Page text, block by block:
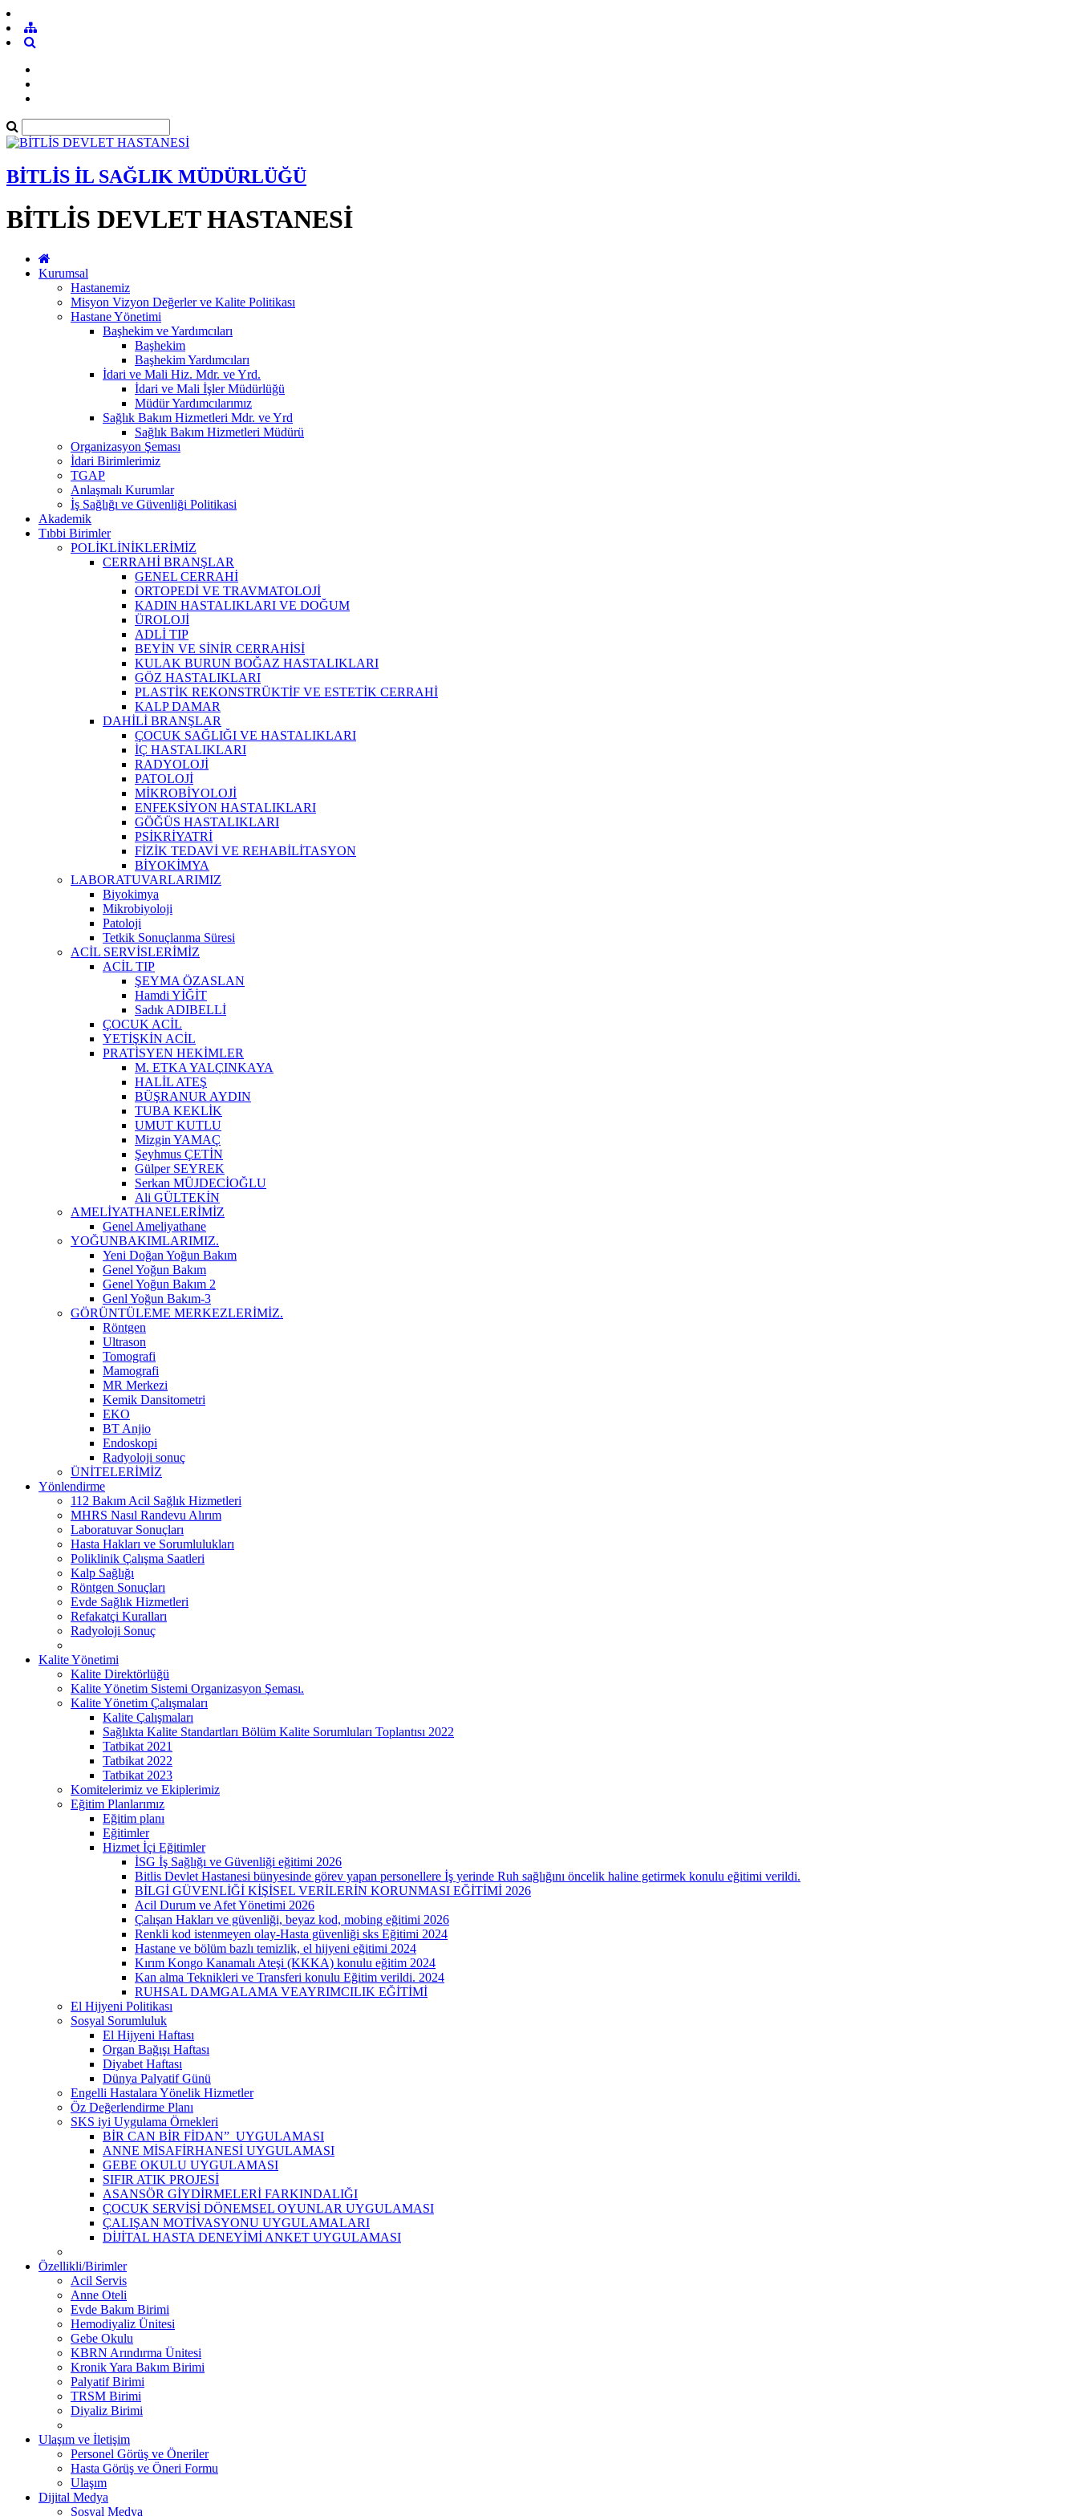
BİTLİS İL SAĞLIK MÜDÜRLÜĞÜ
BİTLİS DEVLET HASTANESİ
Kurumsal
Hastanemiz
Misyon Vizyon Değerler ve Kalite Politikası
Hastane Yönetimi
Başhekim ve Yardımcıları
Başhekim
Başhekim Yardımcıları
İdari ve Mali Hiz. Mdr. ve Yrd.
İdari ve Mali İşler Müdürlüğü
Müdür Yardımcılarımız
Sağlık Bakım Hizmetleri Mdr. ve Yrd
Sağlık Bakım Hizmetleri Müdürü
Organizasyon Şeması
İdari Birimlerimiz
TGAP
Anlaşmalı Kurumlar
İş Sağlığı ve Güvenliği Politikasi
Akademik
Tıbbi Birimler
POLİKLİNİKLERİMİZ
CERRAHİ BRANŞLAR
GENEL CERRAHİ
ORTOPEDİ VE TRAVMATOLOJİ
KADIN HASTALIKLARI VE DOĞUM
ÜROLOJİ
ADLİ TIP
BEYİN VE SİNİR CERRAHİSİ
KULAK BURUN BOĞAZ HASTALIKLARI
GÖZ HASTALIKLARI
PLASTİK REKONSTRÜKTİF VE ESTETİK CERRAHİ
KALP DAMAR
DAHİLİ BRANŞLAR
ÇOCUK SAĞLIĞI VE HASTALIKLARI
İÇ HASTALIKLARI
RADYOLOJİ
PATOLOJİ
MİKROBİYOLOJİ
ENFEKSİYON HASTALIKLARI
GÖĞÜS HASTALIKLARI
PSİKRİYATRİ
FİZİK TEDAVİ VE REHABİLİTASYON
BİYOKİMYA
LABORATUVARLARIMIZ
Biyokimya
Mikrobiyoloji
Patoloji
Tetkik Sonuçlanma Süresi
ACİL SERVİSLERİMİZ
ACİL TIP
ŞEYMA ÖZASLAN
Hamdi YİĞİT
Sadık ADIBELLİ
ÇOCUK ACİL
YETİŞKİN ACİL
PRATİSYEN HEKİMLER
M. ETKA YALÇINKAYA
HALİL ATEŞ
BÜŞRANUR AYDIN
TUBA KEKLİK
UMUT KUTLU
Mizgin YAMAÇ
Şeyhmus ÇETİN
Gülper SEYREK
Serkan MÜJDECİOĞLU
Ali GÜLTEKİN
AMELİYATHANELERİMİZ
Genel Ameliyathane
YOĞUNBAKIMLARIMIZ.
Yeni Doğan Yoğun Bakım
Genel Yoğun Bakım
Genel Yoğun Bakım 2
Genl Yoğun Bakım-3
GÖRÜNTÜLEME MERKEZLERİMİZ.
Röntgen
Ultrason
Tomografi
Mamografi
MR Merkezi
Kemik Dansitometri
EKO
BT Anjio
Endoskopi
Radyoloji sonuç
ÜNİTELERİMİZ
Yönlendirme
112 Bakım Acil Sağlık Hizmetleri
MHRS Nasıl Randevu Alırım
Laboratuvar Sonuçları
Hasta Hakları ve Sorumlulukları
Poliklinik Çalışma Saatleri
Kalp Sağlığı
Röntgen Sonuçları
Evde Sağlık Hizmetleri
Refakatçi Kuralları
Radyoloji Sonuç
Kalite Yönetimi
Kalite Direktörlüğü
Kalite Yönetim Sistemi Organizasyon Şeması.
Kalite Yönetim Çalışmaları
Kalite Çalışmaları
Sağlıkta Kalite Standartları Bölüm Kalite Sorumluları Toplantısı 2022
Tatbikat 2021
Tatbikat 2022
Tatbikat 2023
Komitelerimiz ve Ekiplerimiz
Eğitim Planlarımız
Eğitim planı
Eğitimler
Hizmet İçi Eğitimler
İSG İş Sağlığı ve Güvenliği eğitimi 2026
Bitlis Devlet Hastanesi bünyesinde görev yapan personellere İş yerinde Ruh sağlığını öncelik haline getirmek konulu eğitimi verildi.
BİLGİ GÜVENLİĞİ KİŞİSEL VERİLERİN KORUNMASI EĞİTİMİ 2026
Acil Durum ve Afet Yönetimi 2026
Çalışan Hakları ve güvenliği, beyaz kod, mobing eğitimi 2026
Renkli kod istenmeyen olay-Hasta güvenliği sks Eğitimi 2024
Hastane ve bölüm bazlı temizlik, el hijyeni eğitimi 2024
Kırım Kongo Kanamalı Ateşi (KKKA) konulu eğitim 2024
Kan alma Teknikleri ve Transferi konulu Eğitim verildi. 2024
RUHSAL DAMGALAMA VEAYRIMCILIK EĞİTİMİ
El Hijyeni Politikası
Sosyal Sorumluluk
El Hijyeni Haftası
Organ Bağışı Haftası
Diyabet Haftası
Dünya Palyatif Günü
Engelli Hastalara Yönelik Hizmetler
Öz Değerlendirme Planı
SKS iyi Uygulama Örnekleri
BİR CAN BİR FİDAN” UYGULAMASI
ANNE MİSAFİRHANESİ UYGULAMASI
GEBE OKULU UYGULAMASI
SIFIR ATIK PROJESİ
ASANSÖR GİYDİRMELERİ FARKINDALIĞI
ÇOCUK SERVİSİ DÖNEMSEL OYUNLAR UYGULAMASI
ÇALIŞAN MOTİVASYONU UYGULAMALARI
DİJİTAL HASTA DENEYİMİ ANKET UYGULAMASI
Özellikli/Birimler
Acil Servis
Anne Oteli
Evde Bakım Birimi
Hemodiyaliz Ünitesi
Gebe Okulu
KBRN Arındırma Ünitesi
Kronik Yara Bakım Birimi
Palyatif Birimi
TRSM Birimi
Diyaliz Birimi
Ulaşım ve İletişim
Personel Görüş ve Öneriler
Hasta Görüş ve Öneri Formu
Ulaşım
Dijital Medya
Sosyal Medya